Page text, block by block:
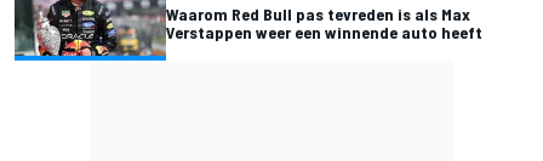
Waarom Red Bull pas tevreden is als Max
Verstappen weer een winnende auto heeft